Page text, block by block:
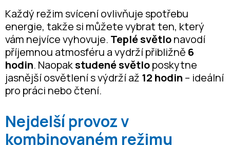
Každý režim svícení ovlivňuje spotřebu
energie, takže si můžete vybrat ten, který
vám nejvíce vyhovuje. Teplé světlonavodí
příjemnou atmosféru a vydrží přibližně 6
hodin. Naopakstudené světloposkytne
jasnější osvětlení s výdrží až 12 hodin – ideální
pro práci nebo čtení.
Nejdelší provoz v
kombinovaném režimu